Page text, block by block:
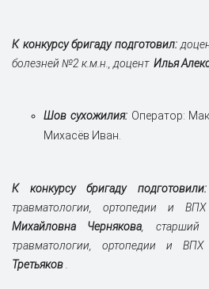
К конкурсу бригаду подготовил:
болезней №2 к.м.н., доцент Илья
Шов сухожилия: Оператор:
Михасёв Иван.
К конкурсу бригаду
травматологии, ортопедии и
Михайловна Чернякова, старший
травматологии, ортопедии и
Третьяков.